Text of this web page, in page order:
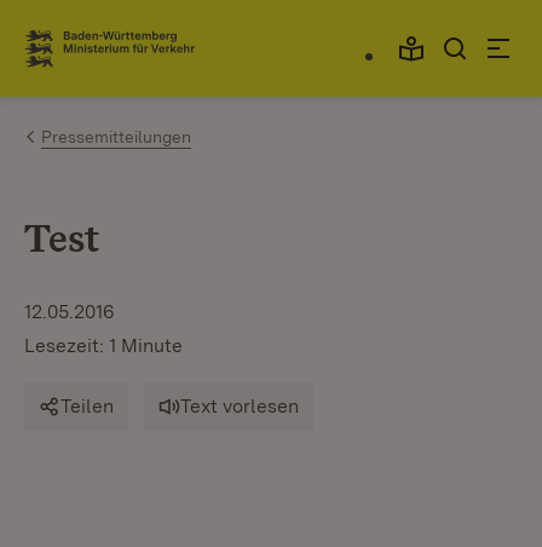
Zum Inhalt springen
Link zur Startseite
Pressemitteilungen
Test
12.05.2016
Lesezeit: 1 Minute
Teilen Text vorlesen